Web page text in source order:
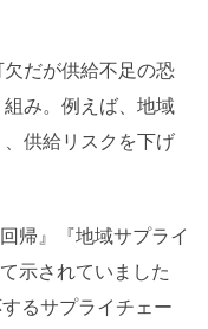
だが供給不足の恐
み。例えば、地域
供給リスクを下げ
帰』『地域サプライ
示されていました
るサプライチェー